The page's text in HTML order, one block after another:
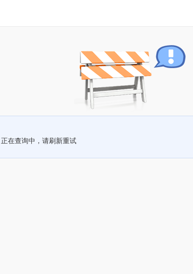
正在查询中，请刷新重试